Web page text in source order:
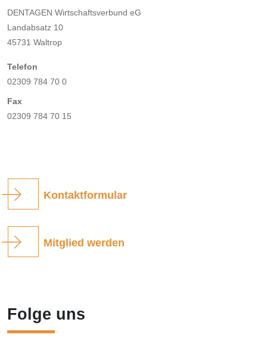
DENTAGEN Wirtschaftsverbund eG
Landabsatz 10
45731 Waltrop
Telefon
02309 784 70 0
Fax
02309 784 70 15
Kontaktformular
Mitglied werden
Folge uns